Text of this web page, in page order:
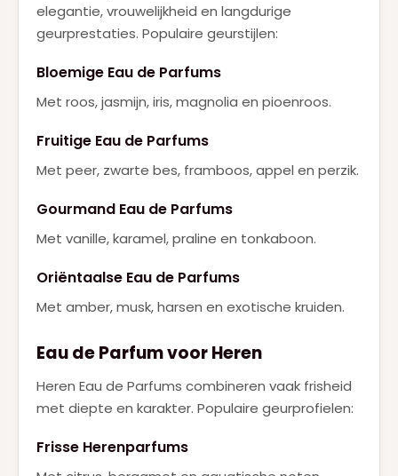
elegantie, vrouwelijkheid en langdurige
geurprestaties. Populaire geurstijlen:
Bloemige Eau de Parfums
Met roos, jasmijn, iris, magnolia en pioenroos.
Fruitige Eau de Parfums
Met peer, zwarte bes, framboos, appel en perzik.
Gourmand Eau de Parfums
Met vanille, karamel, praline en tonkaboon.
Oriëntaalse Eau de Parfums
Met amber, musk, harsen en exotische kruiden.
Eau de Parfum voor Heren
Heren Eau de Parfums combineren vaak frisheid
met diepte en karakter. Populaire geurprofielen:
Frisse Herenparfums